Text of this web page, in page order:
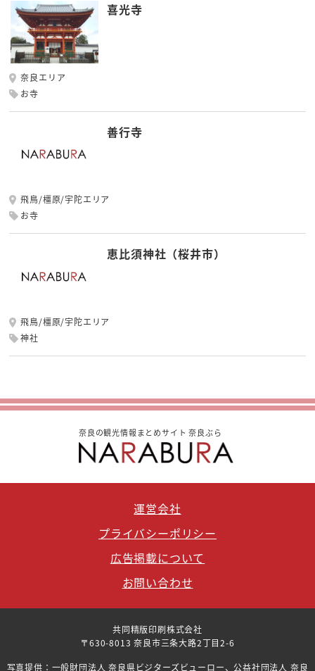
喜光寺
奈良エリア
お寺
善行寺
飛鳥/橿原/宇陀エリア
お寺
恵比須神社（桜井市）
飛鳥/橿原/宇陀エリア
神社
奈良の観光情報まとめサイト 奈良ぶら
運営会社
プライバシーポリシー
広告掲載について
お問い合わせ
共同精版印刷株式会社
〒630-8013 奈良市三条大路2丁目2-6
写真提供：一般財団法人 奈良県ビジターズビューロー、公益社団法人 奈良